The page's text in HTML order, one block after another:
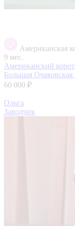
Американская
9 мес.
Американский
Большая Очаковская
60 000 ₽
Ольга
Заводчик